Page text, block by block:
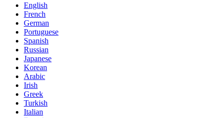
English
French
German
Portuguese
Spanish
Russian
Japanese
Korean
Arabic
Irish
Greek
Turkish
Italian